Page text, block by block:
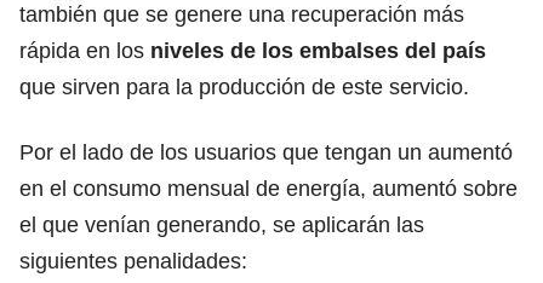
también que se genere una recuperación más
rápida en los niveles de los embalses del país
que sirven para la producción de este servicio.
Por el lado de los usuarios que tengan un aumentó
en el consumo mensual de energía, aumentó sobre
el que venían generando, se aplicarán las
siguientes penalidades: